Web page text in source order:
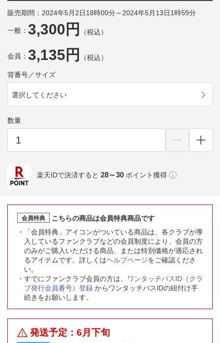
販売期間：2024年5月2日18時00分～2024年5月13日1時59分
一般： 3,300円 （税込）
会員： 3,135円 （税込）
背番号／サイズ
選択してください
数量
楽天IDで決済すると 28～30 ポイント獲得
会員特典
こちらの商品は会員特典商品です
「会員特典」アイコンがついている商品は、各クラブが導
入しているファンクラブなどの会員制度により、会員の方
のみがご購入いただける商品、または特別価格が適応され
るアイテムです。詳しくはヘルプページをご確認くださ
い。
すでにファンクラブ会員の方は、
ワンタッチパスID（クラ
ブ発行会員番号）登録 からワンタッチパスIDの紐付け手
続きをお願いします。
発送予定：6月下旬